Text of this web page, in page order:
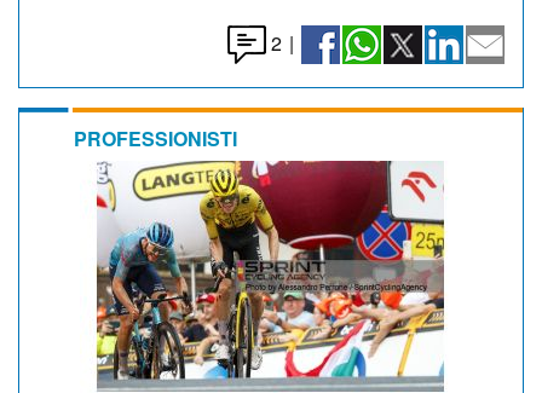
2 |
PROFESSIONISTI